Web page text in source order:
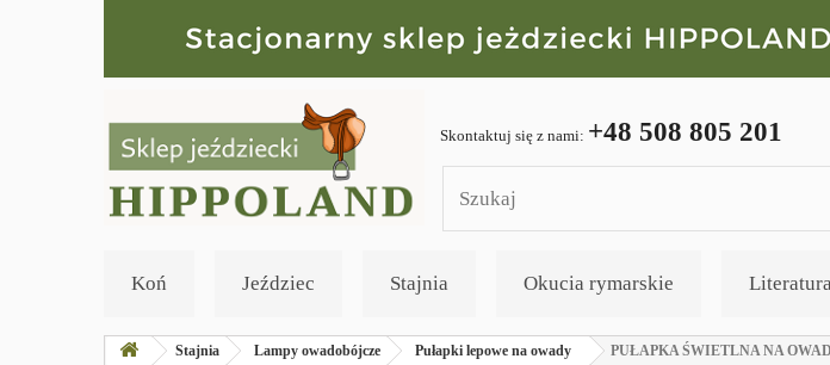
Skontaktuj się z nami: +48 508 805 201
Koń Jeździec Stajnia Okucia rymarskie
Stajnia Lampy owadobójcze Pułapki lepowe na owady PUŁAPKA ŚWIETLNA NA